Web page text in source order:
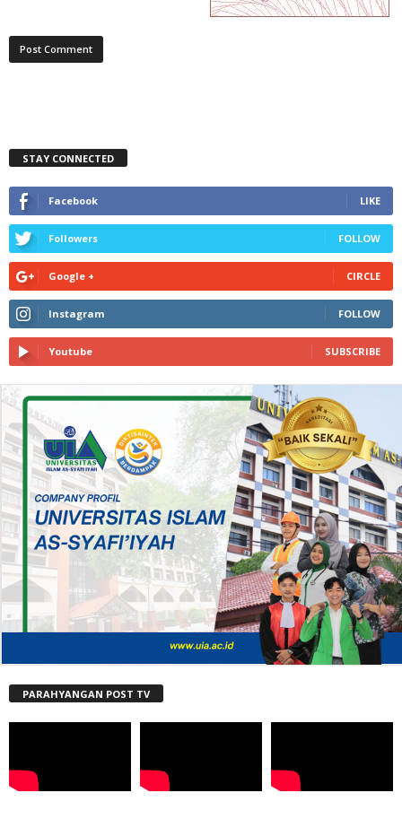
STAY CONNECTED
Facebook LIKE
Followers FOLLOW
Google + CIRCLE
Instagram FOLLOW
Youtube SUBSCRIBE
PARAHYANGAN POST TV